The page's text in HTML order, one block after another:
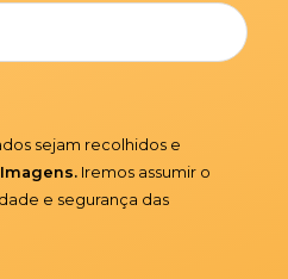
sejam recolhidos e
Iremos assumir o
e segurança das